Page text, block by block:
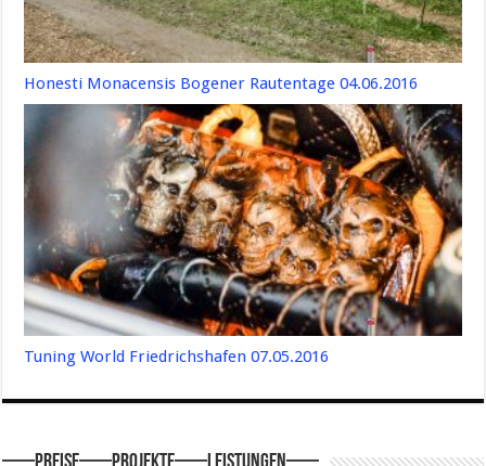
Honesti Monacensis Bogener Rautentage 04.06.2016
Tuning World Friedrichshafen 07.05.2016